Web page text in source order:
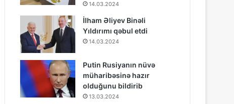
14.03.2024
İlham Əliyev Binəli
Yıldırımı qəbul etdi
14.03.2024
Putin Rusiyanın nüvə
müharibəsinə hazır
olduğunu bildirib
13.03.2024